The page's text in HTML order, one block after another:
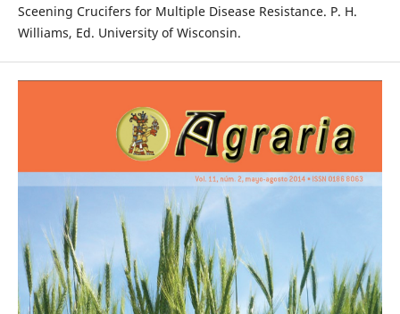
Sceening Crucifers for Multiple Disease Resistance. P. H.
Williams, Ed. University of Wisconsin.